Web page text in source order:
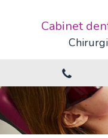
Cabinet